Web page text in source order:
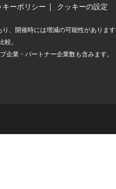
キーポリシー クッキーの設定
、開催時には増減の可能性があります
。
業・パートナー企業数も含みます。